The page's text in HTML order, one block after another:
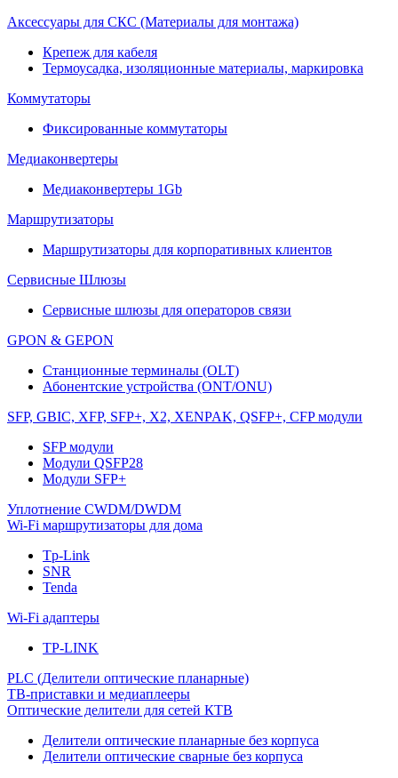
Аксессуары для СКС (Материалы для монтажа)
Крепеж для кабеля
Термоусадка, изоляционные материалы, маркировка
Коммутаторы
Фиксированные коммутаторы
Медиаконвертеры
Медиаконвертеры 1Gb
Маршрутизаторы
Маршрутизаторы для корпоративных клиентов
Сервисные Шлюзы
Сервисные шлюзы для операторов связи
GPON & GEPON
Станционные терминалы (OLT)
Абонентские устройства (ONT/ONU)
SFP, GBIC, XFP, SFP+, X2, XENPAK, QSFP+, CFP модули
SFP модули
Модули QSFP28
Модули SFP+
Уплотнение CWDM/DWDM
Wi-Fi маршрутизаторы для дома
Tp-Link
SNR
Tenda
Wi-Fi адаптеры
TP-LINK
PLC (Делители оптические планарные)
ТВ-приставки и медиаплееры
Оптические делители для сетей КТВ
Делители оптические планарные без корпуса
Делители оптические сварные без корпуса